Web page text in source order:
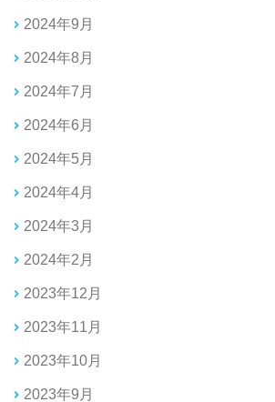
2024年9月
2024年8月
2024年7月
2024年6月
2024年5月
2024年4月
2024年3月
2024年2月
2023年12月
2023年11月
2023年10月
2023年9月